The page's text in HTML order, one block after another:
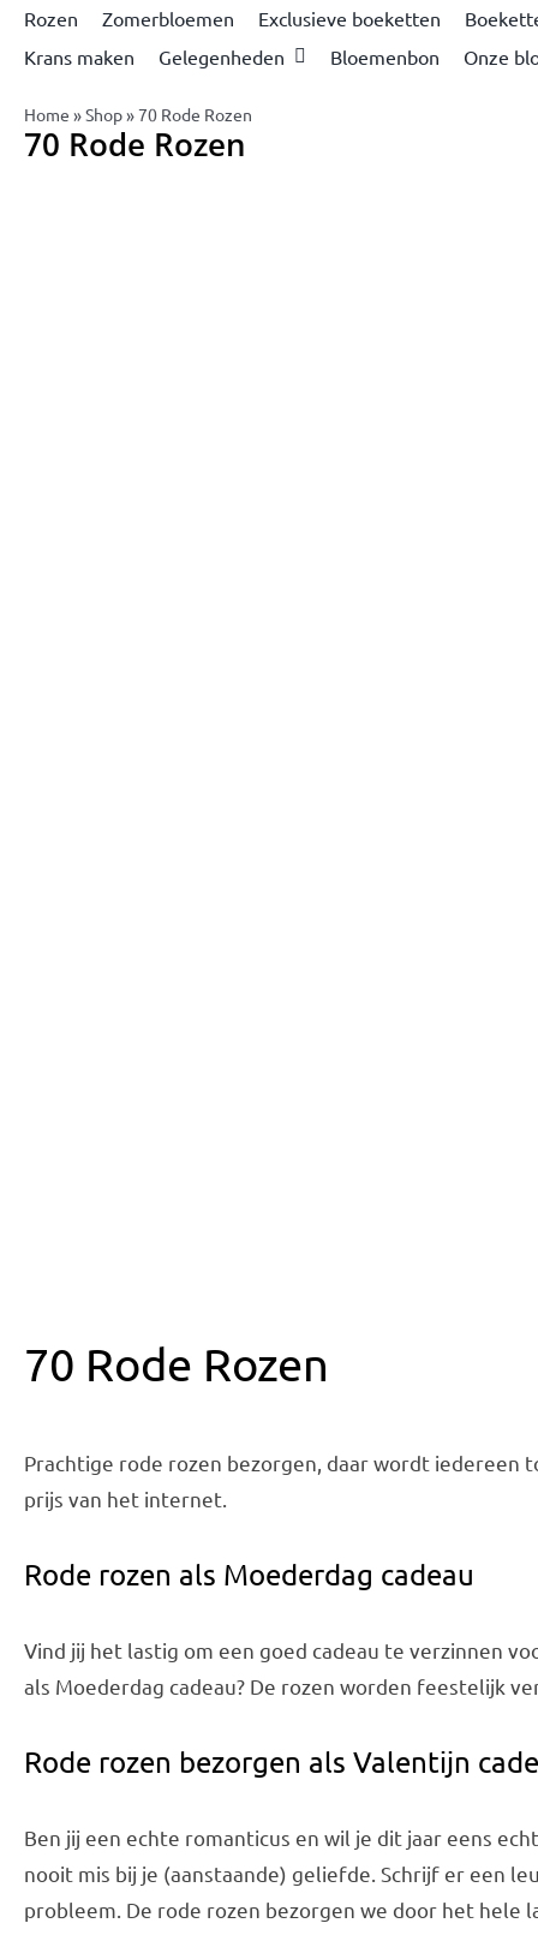
Rozen Zomerbloemen Exclusieve boeketten
Krans maken
Gelegenheden Bloemenbon Onze
Home »Shop»70 Rode Rozen
70 Rode Rozen
70 Rode Rozen
Prachtige rode rozen bezorgen, daar wordt iedereen
prijs van het internet.
Rode rozen als Moederdag cadeau
Vind jij het lastig om een goed cadeau te verzinnen
als Moederdag cadeau? De rozen worden feestelijk
Rode rozen bezorgen als Valentijn
Ben jij een echte romanticus en wil je dit jaar eens
nooit mis bij je (aanstaande) geliefde. Schrijf er een
probleem. De rode rozen bezorgen we door het hele